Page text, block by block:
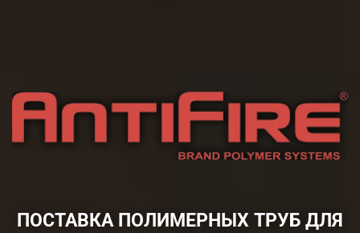
ПОСТАВКА ПОЛИМЕРНЫХ ТРУБ ДЛЯ